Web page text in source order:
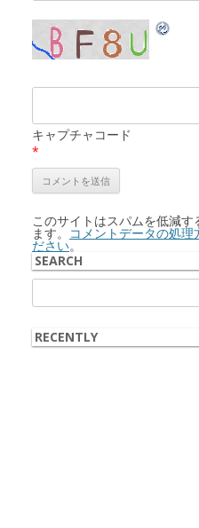
キャプチャコード
*
このサイトはスパムを低減
ます。 コメントデータの処理
ださい。
SEARCH
索:
RECENTLY